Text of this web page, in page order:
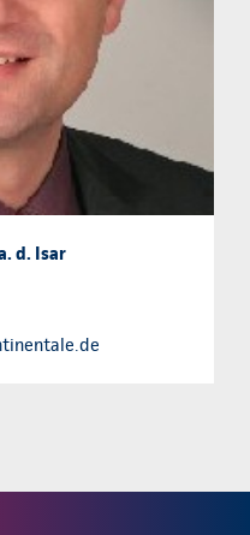
d. Isar